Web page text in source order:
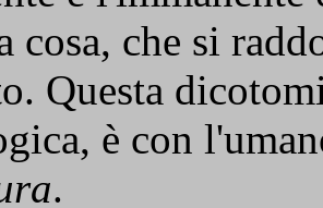
cosa, che si
Questa
è con
.